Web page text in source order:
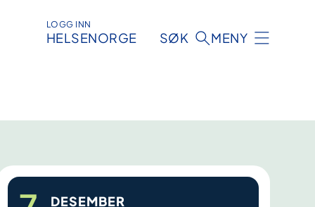
LOGG INN
HELSENORGE SØK MENY
DESEMBER